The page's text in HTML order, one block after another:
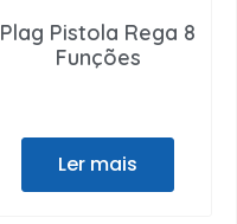
Plag Pistola Rega 8
Funções
Ler mais